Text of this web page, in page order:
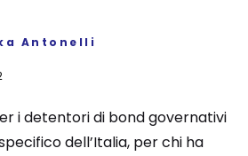
Antonelli
i detentori di bond governativi
dell’Italia, per chi ha